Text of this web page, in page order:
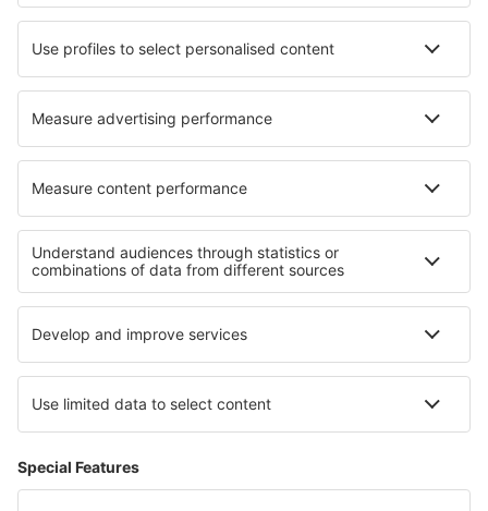
Hoteluri în Portree
Cele mai bune hoteluri - regiuni
Hoteluri in Parcul Național Woliński
Hoteluri in Parcul Național Wielkopolski
Hoteluri in Parcul Național Tatrzański
Hoteluri in Kłodzko Valley
Hoteluri Crater Lake Hoteluri în Praia do Forte